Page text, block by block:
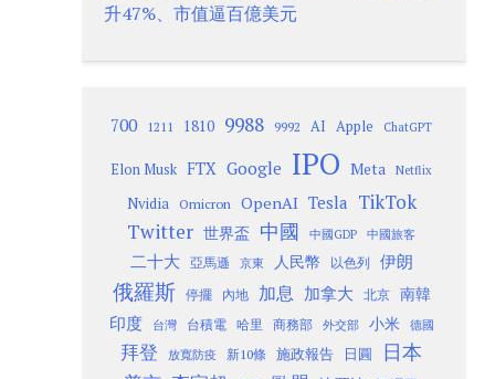
升47%、市值逼百億美元
700 1211 1810 9988 9992 AI Apple ChatGPT
Elon Musk FTX Google IPO Meta Netflix
Nvidia Omicron OpenAI Tesla TikTok
Twitter 世界盃 中國 中國GDP 中國旅客
二十大 亞馬遜 京東 人民幣 以色列 伊朗
俄羅斯 停擺 內地 加息 加拿大 北京
南韓
印度
台灣 台積電 哈里 商務部 外交部 小米 德國
拜登 放寬防疫 新10條 施政報告 日圓 日本